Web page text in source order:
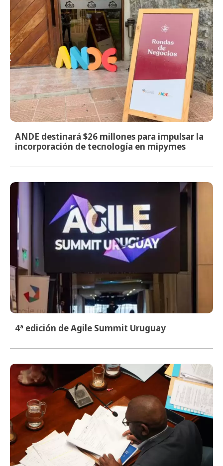
ANDE destinará $26 millones para impulsar la
incorporación de tecnología en mipymes
4ª edición de Agile Summit Uruguay